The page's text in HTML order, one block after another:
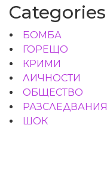
Categories
БОМБА
ГОРЕЩО
КРИМИ
ЛИЧНОСТИ
ОБЩЕСТВО
РАЗСЛЕДВАНИЯ
ШОК